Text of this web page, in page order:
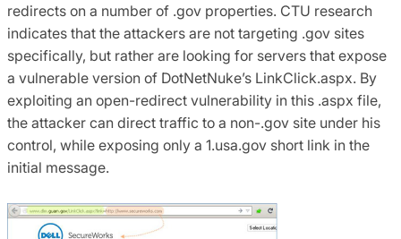
redirects on a number of .gov properties. CTU research
indicates that the attackers are not targeting .gov sites
specifically, but rather are looking for servers that expose
a vulnerable version of DotNetNuke’s LinkClick.aspx. By
exploiting an open-redirect vulnerability in this .aspx file,
the attacker can direct traffic to a non-.gov site under his
control, while exposing only a 1.usa.gov short link in the
initial message.